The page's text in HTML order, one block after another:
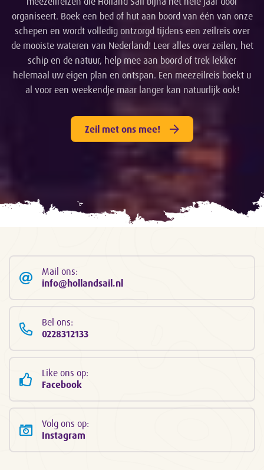
organiseert. Boek een bed of hut aan boord van één van onze
schepen en wordt volledig ontzorgd tijdens een zeilreis over
de mooiste wateren van Nederland! Leer alles over zeilen, het
schip en de natuur, help mee aan boord of trek lekker
helemaal uw eigen plan en ontspan. Een meezeilreis boekt u
al voor een weekendje maar langer kan natuurlijk ook!
Zeil met ons mee!
Mail ons:
info@hollandsail.nl
Bel ons:
0228312133
Like ons op:
Facebook
Volg ons op:
Instagram